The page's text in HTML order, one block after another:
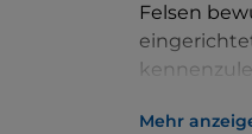
Felsen
Mehr